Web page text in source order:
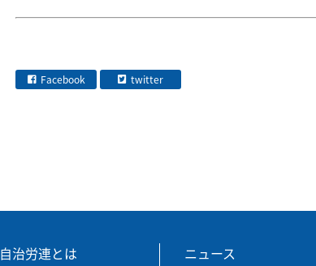
Facebook twitter
自治労連とは ニュース